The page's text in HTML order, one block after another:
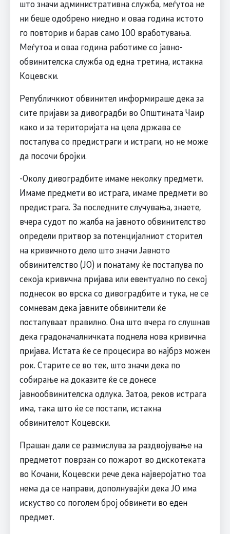
што значи административна служба, меѓутоа не
ни беше одобрено ниедно и оваа година истото
го повторив и барав само 100 вработувања.
Меѓутоа и оваа година работиме со јавно-
обвинителска служба од една третина, истакна
Коцевски.
Републичкиот обвинител информираше дека за
сите пријави за дивоградби во Општината Чаир
како и за територијата на цела држава се
постапува со предистраги и истраги, но не може
да посочи бројки.
-Околу дивоградбите имаме неколку предмети.
Имаме предмети во истрага, имаме предмети во
предистрага. За последните случувања, знаете,
вчера судот по жалба на јавното обвинителство
определи притвор за потенцијалниот сторител
на кривичното дело што значи Јавното
обвинителство (ЈО) и понатаму ќе постапува по
секоја кривична пријава или евентуално по секој
поднесок во врска со дивоградбите и тука, не се
сомневам дека јавните обвинители ќе
постапуваат правилно. Она што вчера го слушнав
дека градоначалничката поднела нова кривична
пријава. Истата ќе се процесира во најбрз можен
рок. Старите се во тек, што значи дека по
собирање на доказите ќе се донесе
јавнообвинителска одлука. Затоа, реков истрага
има, така што ќе се постапи, истакна
обвинителот Коцевски.
Прашан дали се размислува за раздвојување на
предметот поврзан со пожарот во дискотеката
во Кочани, Коцевски рече дека најверојатно тоа
нема да се направи, дополнувајќи дека ЈО има
искуство со поголем број обвинети во еден
предмет.